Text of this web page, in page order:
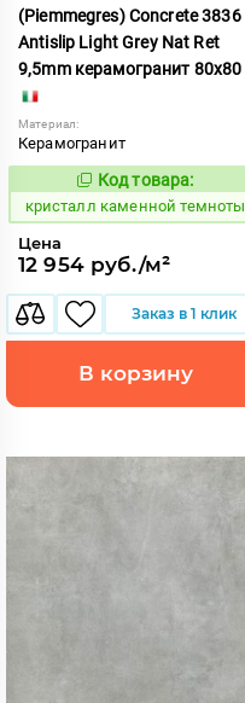
(Piemmegres) Concrete 3836
Antislip Light Grey Nat Ret
9,5mm керамогранит 80x80
Материал:
Керамогранит
817227
Код товара:
кристалл каменной темноты
Цена
12 954 руб./м²
Заказ в 1 клик
В корзину